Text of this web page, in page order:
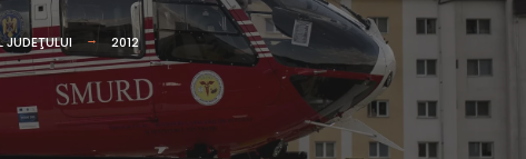
JUDEŢULUI 2012